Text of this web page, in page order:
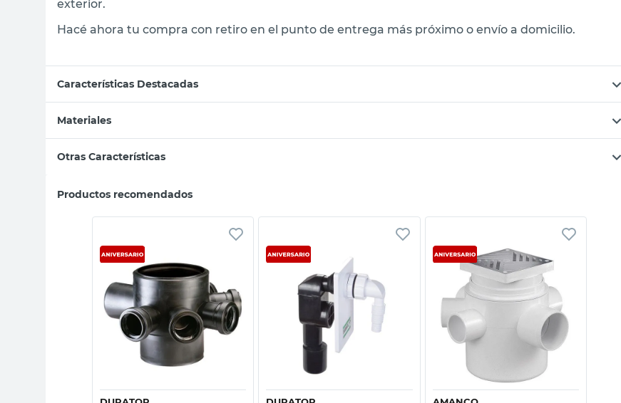
exterior.
Hacé ahora tu compra con retiro en el punto de entrega más próximo o envío a domicilio.
Características Destacadas
Materiales
Otras Características
Productos recomendados
Vista rápida Vista rápida Vista rápida